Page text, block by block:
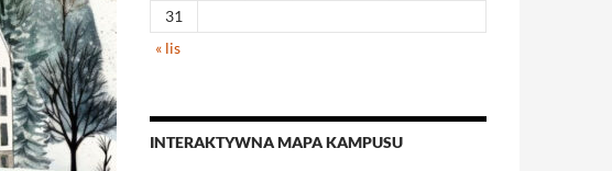
31
« lis
INTERAKTYWNA MAPA KAMPUSU